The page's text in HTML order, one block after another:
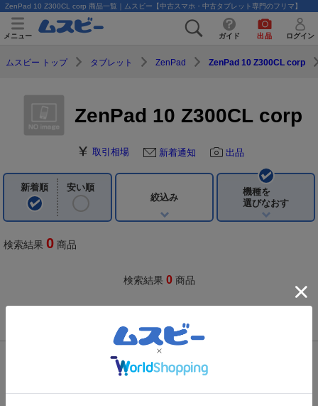
ZenPad 10 Z300CL corp 商品一覧｜ムスビー【中古スマホ・中古タブレット専門のフリマ】
メニュー ガイド 出品 ログイン
ムスビー トップ タブレット ZenPad ZenPad 10 Z300CL corp
ZenPad 10 Z300CL corp
取引相場 新着通知 出品
新着順
安い順
絞込み
機種を
選びなおす
検索結果 0 商品
検索結果 0商品
タブレットのリアルタイムランキング
2
iPad Pro 12.9インチ（第6世
4 11インチiPad Air（M2）
5 iPad mini 6